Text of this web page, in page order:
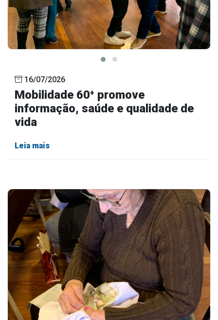
16/07/2026
Mobilidade 60⁺ promove
informação, saúde e qualidade de
vida
Leia mais